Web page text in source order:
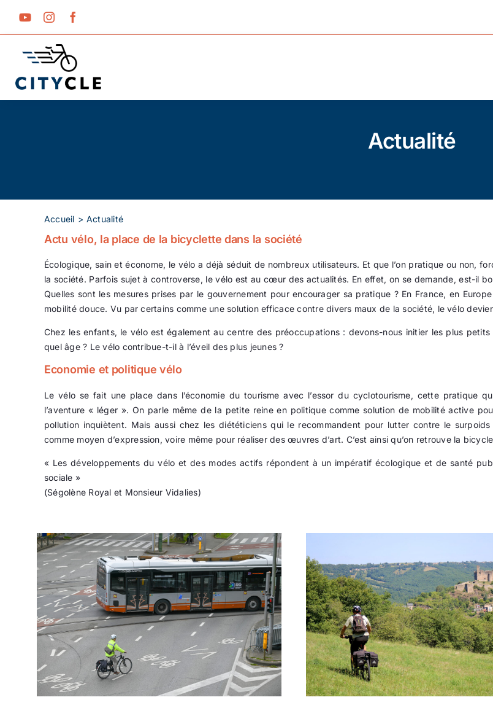
Cyclotourisme
Cyclisme urbain
Actualité
Ecologie
Actualité
Accueil Actualité
Actu vélo, la place de la bicyclette dans la société
Écologique, sain et économe, le vélo a déjà séduit de nombreux utilisateurs. Et que l’on pratique ou non,
la société. Parfois sujet à controverse, le vélo est au cœur des actualités. En effet, on se demande, est-il
Quelles sont les mesures prises par le gouvernement pour encourager sa pratique ? En France, en
mobilité douce. Vu par certains comme une solution efficace contre divers maux de la société, le vélo
Chez les enfants, le vélo est également au centre des préoccupations : devons-nous initier les plus
quel âge ? Le vélo contribue-t-il à l’éveil des plus jeunes ?
Economie et politique vélo
Le vélo se fait une place dans l’économie du tourisme avec l’essor du cyclotourisme, cette pratique
l’aventure « léger ». On parle même de la petite reine en politique comme solution de mobilité active
pollution inquiètent. Mais aussi chez les diététiciens qui le recommandent pour lutter contre le
comme moyen d’expression, voire même pour réaliser des œuvres d’art. C’est ainsi qu’on retrouve la
« Les développements du vélo et des modes actifs répondent à un impératif écologique et de santé
sociale »
(Ségolène Royal et Monsieur Vidalies)